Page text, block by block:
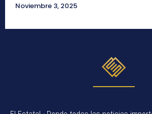
Noviembre 3, 2025